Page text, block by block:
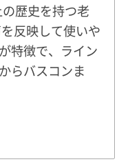
歴史を持つ老
反映して使いや
特徴で、ライン
らバスコンま